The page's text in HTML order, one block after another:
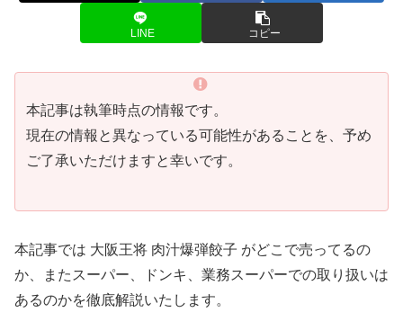
LINE コピー
本記事は執筆時点の情報です。
現在の情報と異なっている可能性があることを、予め
ご了承いただけますと幸いです。
本記事では 大阪王将 肉汁爆弾餃子 がどこで売ってるの
か、またスーパー、ドンキ、業務スーパーでの取り扱いは
あるのかを徹底解説いたします。